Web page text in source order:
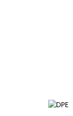
Bibliothèque